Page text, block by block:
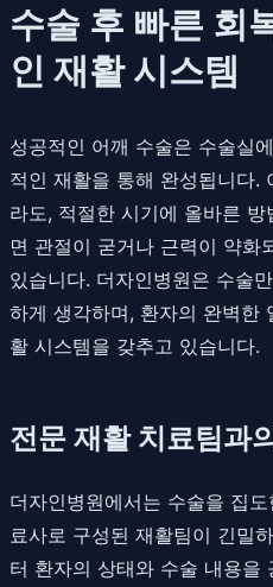
수술 후 빠른 회
인 재활 시스템
성공적인 어깨 수술은 수술실
적인 재활을 통해 완성됩니다.
라도, 적절한 시기에 올바른
면 관절이 굳거나 근력이 약화
있습니다. 더자인병원은 수술
하게 생각하며, 환자의 완벽한
활 시스템을 갖추고 있습니다.
전문 재활 치료팀과
더자인병원에서는 수술을 집도
료사로 구성된 재활팀이 긴밀
터 환자의 상태와 수술 내용을